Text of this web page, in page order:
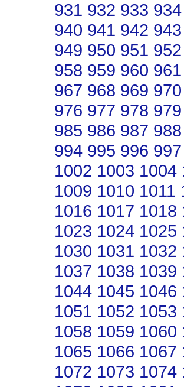
931 932 933 934
940 941 942 943
949 950 951 952
958 959 960 961
967 968 969 970
976 977 978 979
985 986 987 988
994 995 996 997
1002 1003 1004
1009 1010 1011
1016 1017 1018
1023 1024 1025
1030 1031 1032
1037 1038 1039
1044 1045 1046
1051 1052 1053
1058 1059 1060
1065 1066 1067
1072 1073 1074